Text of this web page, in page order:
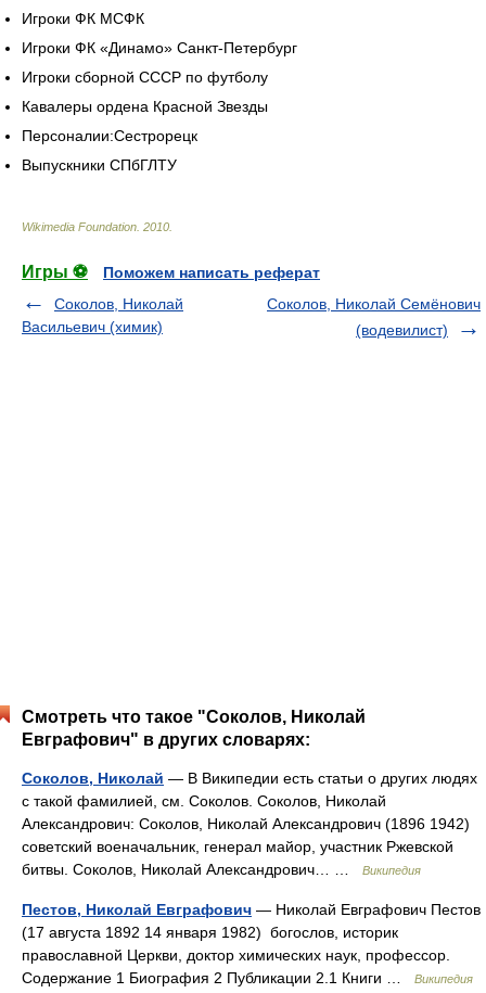
Игроки ФК МСФК
Игроки ФК «Динамо» Санкт-Петербург
Игроки сборной СССР по футболу
Кавалеры ордена Красной Звезды
Персоналии:Сестрорецк
Выпускники СПбГЛТУ
Wikimedia Foundation 2010
Игры ⚽
Поможем написать реферат
Соколов, Николай
Васильевич (химик)
Соколов, Николай Семёнович
(водевилист)
Смотреть что такое "Соколов, Николай
Евграфович" в других словарях:
Соколов, Николай — В Википедии есть статьи о других людях
с такой фамилией, см. Соколов. Соколов, Николай
Александрович: Соколов, Николай Александрович (1896 1942)
советский военачальник, генерал майор, участник Ржевской
битвы. Соколов, Николай Александрович… …
Википедия
Пестов, Николай Евграфович — Николай Евграфович Пестов
(17 августа 1892 14 января 1982) богослов, историк
православной Церкви, доктор химических наук, профессор.
Содержание 1 Биография 2 Публикации 2.1 Книги …
Википедия